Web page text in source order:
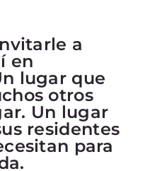
a
en
lugar que
otros
Un lugar
residentes
para